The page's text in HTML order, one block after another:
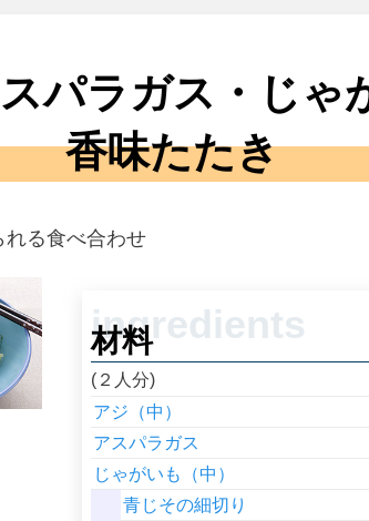
パラガス・じゃ
香味たたき
れる食べ合わせ
材料
(２人分)
アジ（中）
アスパラガス
じゃがいも（中）
青じその細切り